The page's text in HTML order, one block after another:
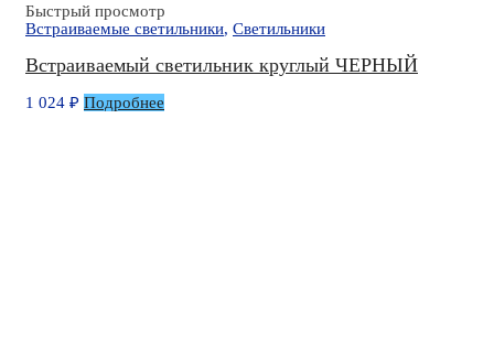
Быстрый просмотр
Встраиваемые светильники, Светильники
Встраиваемый светильник круглый ЧЕРНЫЙ
1 024 ₽ Подробнее